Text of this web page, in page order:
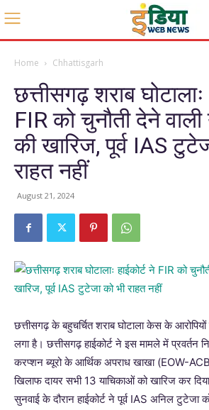
Home Chhattisgarh
छत्तीसगढ़ शराब घोटालाः
FIR को चुनौती देने वाली
की खारिज, पूर्व IAS
राहत नहीं
August 21, 2024
छत्तीसगढ़ के बहुचर्चित शराब घोटाला केस के
लगा है। छत्तीसगढ़ हाईकोर्ट ने इस मामले में प्रवर्तन
करप्शन ब्यूरो के आर्थिक अपराध खाखा (EOW-
खिलाफ दायर सभी 13 याचिकाओं को खारिज कर
सुनवाई के दौरान हाईकोर्ट ने पूर्व IAS अनिल टुटेजा